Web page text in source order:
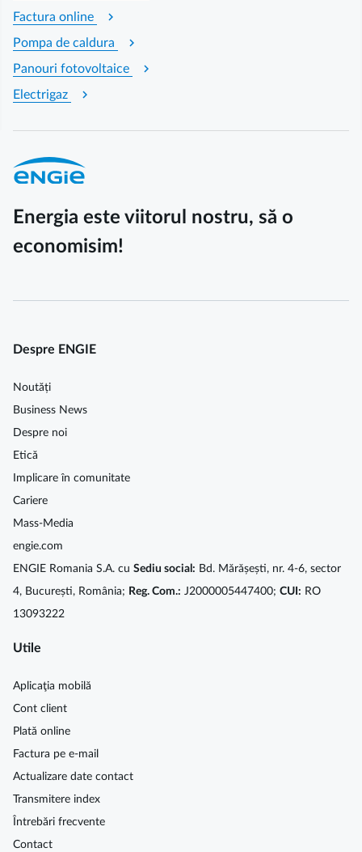
Factura online chevron_right
Pompa de caldura chevron_right
Panouri fotovoltaice chevron_right
Electrigaz chevron_right
Energia este viitorul nostru, să o
economisim!
Despre ENGIE
Noutăți
Business News
Despre noi
Etică
Implicare în comunitate
Cariere
Mass-Media
engie.com
ENGIE Romania S.A. cu Sediu social: Bd. Mărășești, nr. 4-6, sector
4, București, România; Reg. Com.: J2000005447400; CUI: RO
13093222
Utile
Aplicaţia mobilă
Cont client
Plată online
Factura pe e-mail
Actualizare date contact
Transmitere index
Întrebări frecvente
Contact